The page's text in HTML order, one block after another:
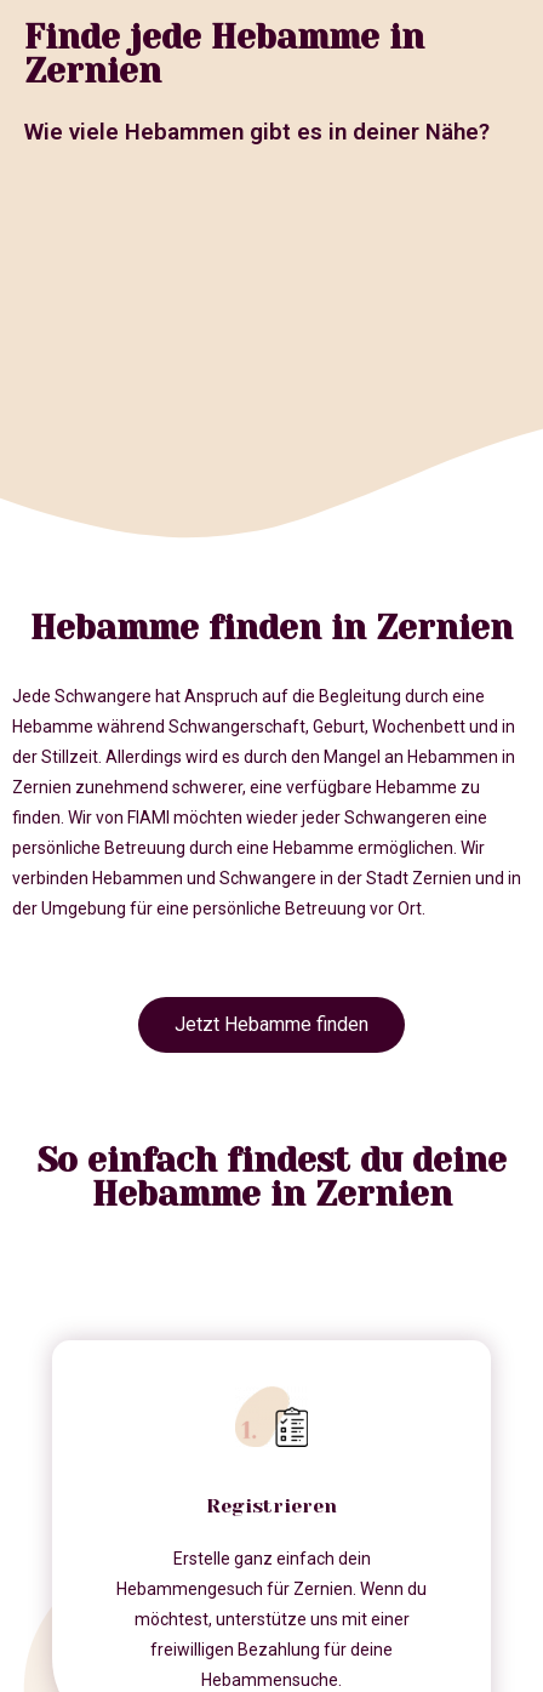
Finde jede Hebamme in
Zernien
Wie viele Hebammen gibt es in deiner Nähe?
Hebamme finden in Zernien
Jede Schwangere hat Anspruch auf die Begleitung durch eine
Hebamme während Schwangerschaft, Geburt, Wochenbett und in
der Stillzeit. Allerdings wird es durch den Mangel an Hebammen in
Zernien zunehmend schwerer, eine verfügbare Hebamme zu
finden. Wir von FIAMI möchten wieder jeder Schwangeren eine
persönliche Betreuung durch eine Hebamme ermöglichen. Wir
verbinden Hebammen und Schwangere in der Stadt Zernien und in
der Umgebung für eine persönliche Betreuung vor Ort.
Jetzt Hebamme finden
So einfach findest du deine
Hebamme in Zernien
Registrieren
Erstelle ganz einfach dein
Hebammengesuch für Zernien. Wenn du
möchtest, unterstütze uns mit einer
freiwilligen Bezahlung für deine
Hebammensuche.